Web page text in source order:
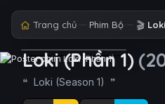
Trang chủ Phim Bộ 🎬
Loki (Phần 1)
Loki (Season 1)